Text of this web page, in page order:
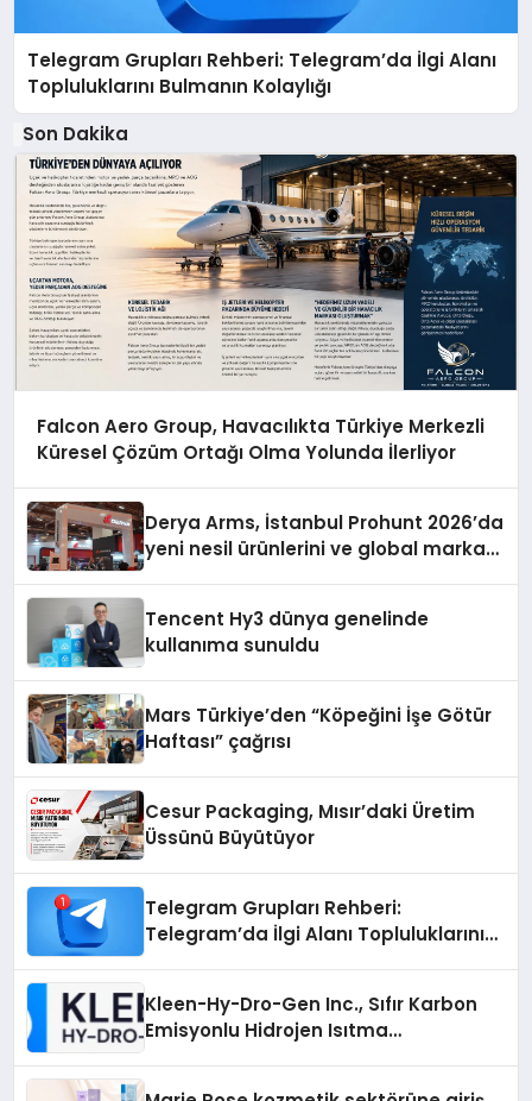
Telegram Grupları Rehberi: Telegram’da İlgi Alanı
Topluluklarını Bulmanın Kolaylığı
Son Dakika
Falcon Aero Group, Havacılıkta Türkiye Merkezli
Küresel Çözüm Ortağı Olma Yolunda İlerliyor
Derya Arms, İstanbul Prohunt 2026’da
yeni nesil ürünlerini ve global marka
Tencent Hy3 dünya genelinde
kullanıma sunuldu
Mars Türkiye’den “Köpeğini İşe Götür
Haftası” çağrısı
Cesur Packaging, Mısır’daki Üretim
Üssünü Büyütüyor
Telegram Grupları Rehberi:
Telegram’da İlgi Alanı Topluluklarını
Kleen-Hy-Dro-Gen Inc., Sıfır Karbon
Emisyonlu Hidrojen Isıtma